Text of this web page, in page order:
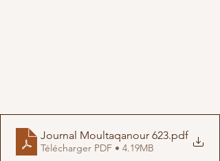
Journal Moultaqanour 623.pdf
Télécharger PDF • 4.19MB